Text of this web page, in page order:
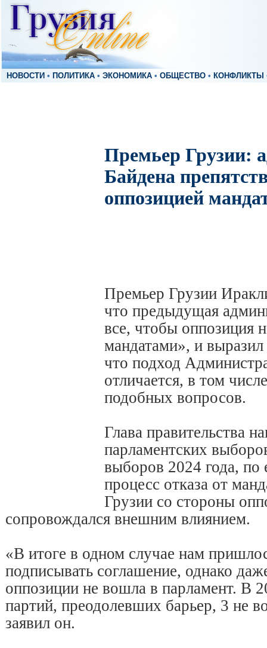
НОВОСТИ • ПОЛИТИКА • ЭКОНОМИКА • ОБЩЕСТВО • КОНФЛИКТЫ
Премьер Грузии:
Байдена
оппозицией
Премьер Грузии
что предыдущая
все, чтобы оппозиция
мандатами», и
что подход
отличается, в том
подобных вопросов.
Глава правительства
парламентских
выборов 2024 года, по
процесс отказа от
Грузии со стороны
сопровождался внешним влиянием.
«В итоге в одном случае нам
подписывать соглашение, однако
оппозиции не вошла в парламент. В
партий, преодолевших барьер, 3 не
заявил он.